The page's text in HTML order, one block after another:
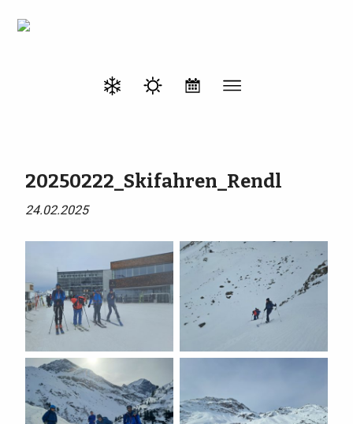
20250222_Skifahren_Rendl
24.02.2025